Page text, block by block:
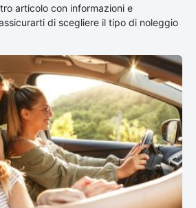
articolo con informazioni e
di scegliere il tipo di noleggio